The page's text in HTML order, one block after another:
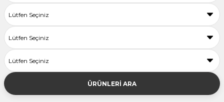
ÜRÜNLERİ ARA